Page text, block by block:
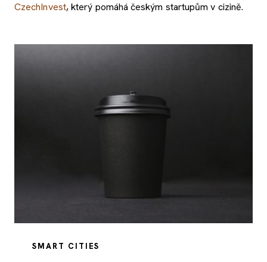
CzechInvest, který pomáhá českým startupům v cizině.
SMART CITIES